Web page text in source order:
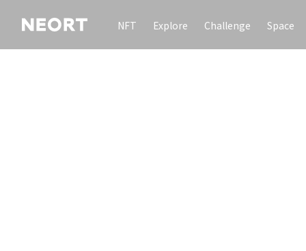
NFT Explore Challenge Space